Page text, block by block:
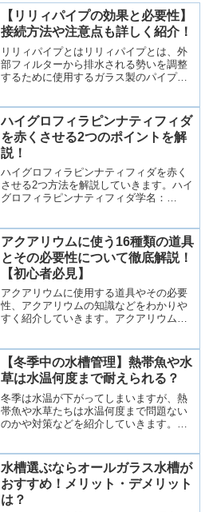
【リリィパイプの効果と必要性】
接続方法や注意点も詳しく紹介！
リリィパイプとはリリィパイプとは、外
部フィルターから排水される勢いを調整
するために使用するガラス製のパイプの
のために愛用している人が多いパイプと
なっています。(func...
ハイグロフィラピンナティフィダ
を赤くさせる2つのポイントを解
説！
ハイグロフィラピンナティフィダを赤く
させる2つ方法を解説していきます。ハイ
グロフィラピンナティフィダ学名：
で、他の水草にはないギザギザした葉
が...
アクアリウムに使う16種類の道具
とその必要性について徹底解説！
【初心者必見】
アクアリウムに使用する道具やその必要
性、アクアリウムの知識などをわかりや
すく紹介していきます。アクアリウムに
底砂（砂利やソイル等）エアレーション
CO2添加カルキ抜き水質...
【冬季中の水槽管理】熱帯魚や水
草は水温何度まで耐えられる？
冬季は水温が下がってしまいますが、熱
帯魚や水草たちは水温何度まで問題ない
のかや対策などを紹介していきます。
険性が高くなります。逆に21度以上を保
てればすぐに死ん...
水槽選ぶならオールガラス水槽が
おすすめ！メリット・デメリット
は？